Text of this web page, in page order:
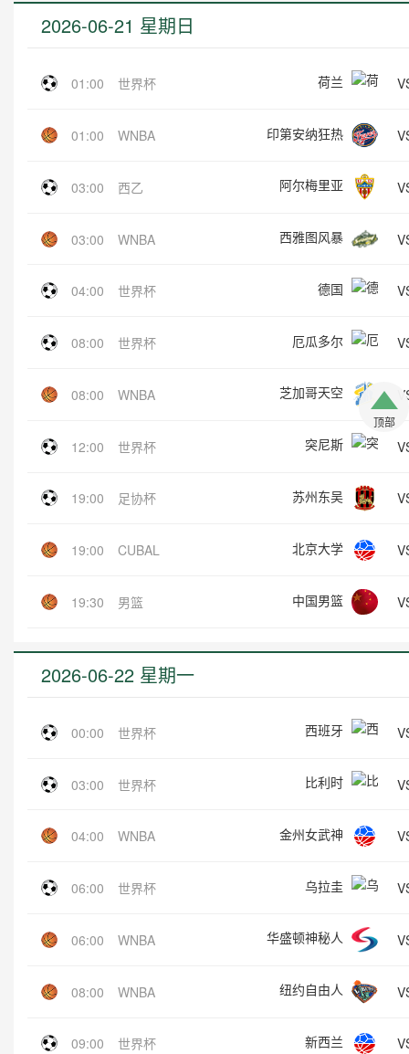
2026-06-21 星期日
01:00 世界杯 荷兰
01:00 WNBA 印第安纳狂热
03:00 西乙 阿尔梅里亚
03:00 WNBA 西雅图风暴
04:00 世界杯 德国
08:00 世界杯 厄瓜多尔
08:00 WNBA 芝加哥天空
12:00 世界杯 突尼斯
19:00 足协杯 苏州东吴
19:00 CUBAL 北京大学
19:30 男篮 中国男篮
2026-06-22 星期一
00:00 世界杯 西班牙
03:00 世界杯 比利时
04:00 WNBA 金州女武神
06:00 世界杯 乌拉圭
06:00 WNBA 华盛顿神秘人
08:00 WNBA 纽约自由人
09:00 世界杯 新西兰
顶部